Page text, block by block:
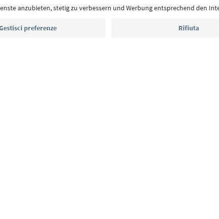
Indirizzo e-mail*